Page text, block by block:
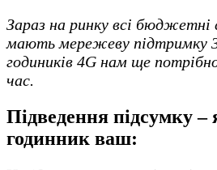
Зараз на ринку всі
мають мережеву підтримку
годиників 4G нам ще
час.
Підведення підсумку
годинник ваш: